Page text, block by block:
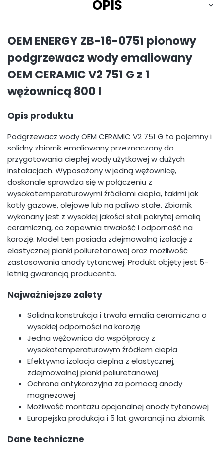
OPIS
OEM ENERGY ZB-16-0751 pionowy
podgrzewacz wody emaliowany
OEM CERAMIC V2 751 G z 1
wężownicą 800 l
Opis produktu
Podgrzewacz wody OEM CERAMIC V2 751 G to pojemny i
solidny zbiornik emaliowany przeznaczony do
przygotowania ciepłej wody użytkowej w dużych
instalacjach. Wyposażony w jedną wężownicę,
doskonale sprawdza się w połączeniu z
wysokotemperaturowymi źródłami ciepła, takimi jak
kotły gazowe, olejowe lub na paliwo stałe. Zbiornik
wykonany jest z wysokiej jakości stali pokrytej emalią
ceramiczną, co zapewnia trwałość i odporność na
korozję. Model ten posiada zdejmowalną izolację z
elastycznej pianki poliuretanowej oraz możliwość
zastosowania anody tytanowej. Produkt objęty jest 5-
letnią gwarancją producenta.
Najważniejsze zalety
Solidna konstrukcja i trwała emalia ceramiczna o
wysokiej odporności na korozję
Jedna wężownica do współpracy z
wysokotemperaturowym źródłem ciepła
Efektywna izolacja cieplna z elastycznej,
zdejmowalnej pianki poliuretanowej
Ochrona antykorozyjna za pomocą anody
magnezowej
Możliwość montażu opcjonalnej anody tytanowej
Europejska produkcja i 5 lat gwarancji na zbiornik
Dane techniczne